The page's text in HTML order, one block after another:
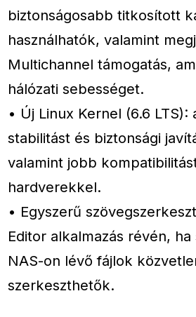
biztonságosabb titkosított
használhatók, valamint
Multichannel támogatás,
hálózati sebességet.
• Új Linux Kernel (6.6
stabilitást és biztonsági
valamint jobb
hardverekkel.
• Egyszerű
Editor alkalmazás révén, ha
NAS-on lévő fájlok
szerkeszthetők.